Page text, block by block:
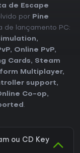
de Escape
por Pine
de lançamento PC:
,
, Online PvP,
Cards, Steam
Multiplayer,
support,
Co-op,
.
ou CD Key